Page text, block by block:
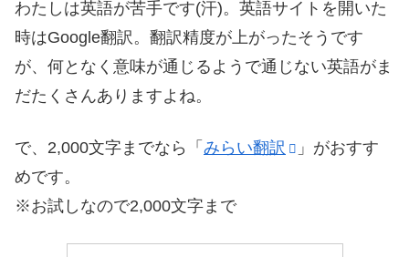
わたしは英語が苦手です(汗)。英語サイトを開いた
時はGoogle翻訳。翻訳精度が上がったそうです
が、何となく意味が通じるようで通じない英語がま
だたくさんありますよね。
で、2,000文字までなら「 みらい翻訳
」がおすす
めです。
※お試しなので2,000文字まで